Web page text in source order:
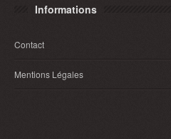
Informations
Contact
Mentions Légales